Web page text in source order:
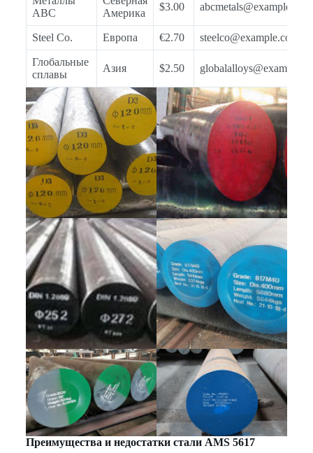
ABC
Америка
$3.00 abcmetals@example.com
Steel Co. Европа €2.70 steelco@example.com
Глобальные
сплавы
Азия $2.50
Преимущества и недостатки стали AMS 5617